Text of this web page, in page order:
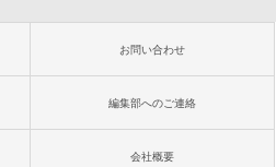
お問い合わせ
編集部へのご連絡
会社概要